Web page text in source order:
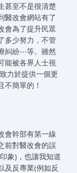
甚至不是很清楚
醫改會網站有了
會為了提升民眾
多少努力，不管
糾紛⋯等。雖然
能被各界人士視
力於提供一個更
不簡單的！
會幹部有第一線
前對醫改會的誤
象)，也讓我知道
及反專業(例如反